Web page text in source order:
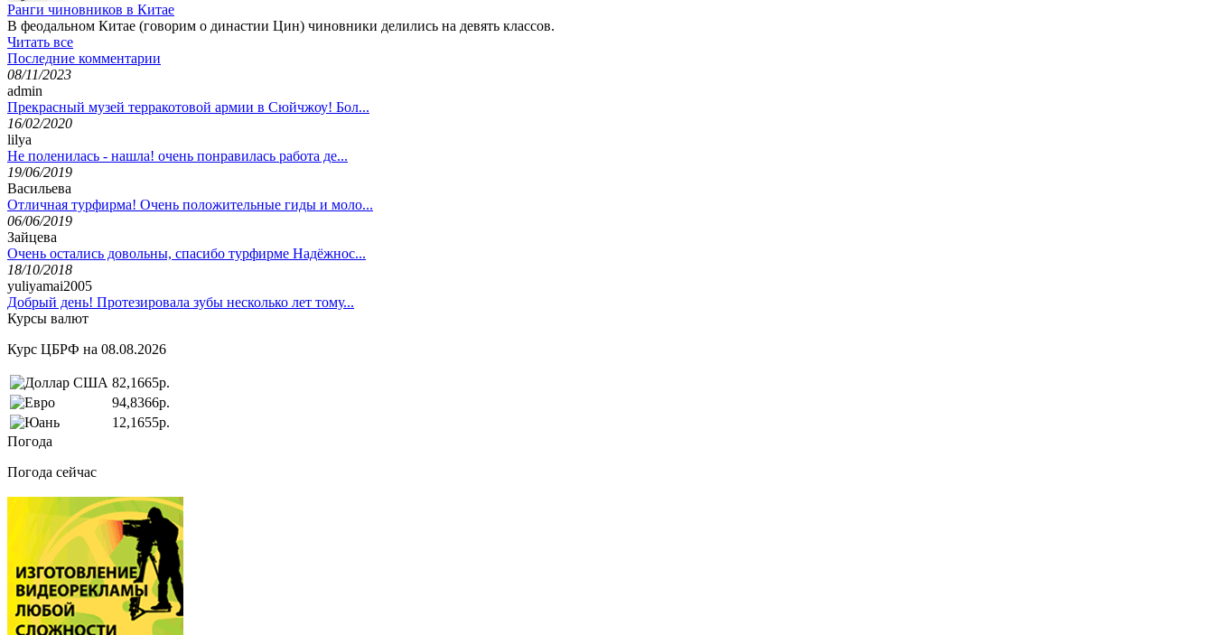
Ранги чиновников в Китае
В феодальном Китае (говорим о династии Цин) чиновники делились на девять классов.
Читать все
Последние комментарии
08/11/2023
admin
Прекрасный музей терракотовой армии в Сюйчжоу! Бол...
16/02/2020
lilya
Не поленилась - нашла! очень понравилась работа де...
19/06/2019
Васильева
Отличная турфирма! Очень положительные гиды и моло...
06/06/2019
Зайцева
Очень остались довольны, спасибо турфирме Надёжнос...
18/10/2018
yuliyamai2005
Добрый день! Протезировала зубы несколько лет тому...
Курсы валют
Курс ЦБРФ на 08.08.2026
82,1665р.
94,8366р.
12,1655р.
Погода
Погода сейчас